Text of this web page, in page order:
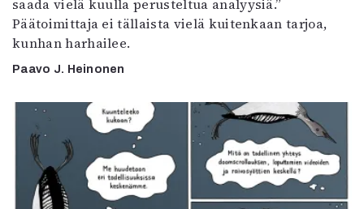
saada vielä kuulla perusteltua analyysiä.”
Päätoimittaja ei tällaista vielä kuitenkaan tarjoa,
kunhan harhailee.
Paavo J. Heinonen